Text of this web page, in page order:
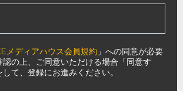
メディアハウス会員規約 」への同意が必要
認の上、ご同意いただける場合「同意す
て、登録にお進みください。